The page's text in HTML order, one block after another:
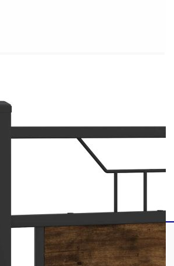
подходящ матрак: 120 x 200 см
глава